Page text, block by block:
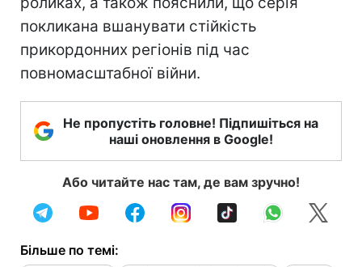
покликана вшанувати стійкість
прикордонних регіонів під час
повномасштабної війни.
Не пропустіть головне! Підпишіться на
наші оновлення в Google!
Або читайте нас там, де вам зручно!
Більше по темі: